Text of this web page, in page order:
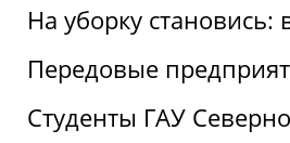
На уборку
Передовые
Студенты ГАУ